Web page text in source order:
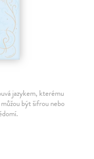
jazykem, kterému
být šifrou nebo